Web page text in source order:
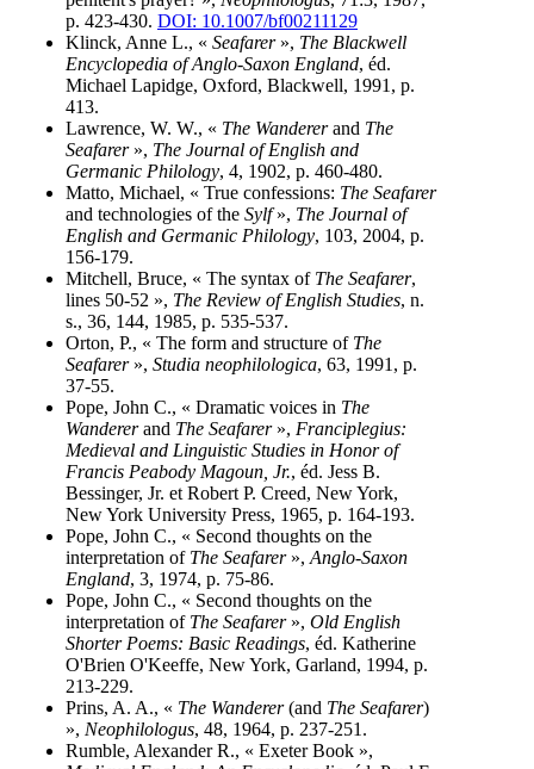
p. 423-430. DOI: 10.1007/bf00211129
Klinck, Anne L., « Seafarer», The Blackwell
Encyclopedia of Anglo-Saxon England, éd.
Michael Lapidge, Oxford, Blackwell, 1991, p.
413.
Lawrence, W. W., « The Wandererand The
Seafarer», The Journal of English and
Germanic Philology, 4, 1902, p. 460-480.
Matto, Michael, « True confessions: The Seafarer
and technologies of the Sylf», The Journal of
English and Germanic Philology, 103, 2004, p.
156-179.
Mitchell, Bruce, « The syntax of The Seafarer,
lines 50-52 », The Review of English Studies, n.
s., 36, 144, 1985, p. 535-537.
Orton, P., « The form and structure of The
Seafarer», Studia neophilologica, 63, 1991, p.
37-55.
Pope, John C., « Dramatic voices in The
Wandererand The Seafarer», Franciplegius:
Medieval and Linguistic Studies in Honor of
Francis Peabody Magoun, Jr., éd. Jess B.
Bessinger, Jr. et Robert P. Creed, New York,
New York University Press, 1965, p. 164-193.
Pope, John C., « Second thoughts on the
interpretation of The Seafarer», Anglo-Saxon
England, 3, 1974, p. 75-86.
Pope, John C., « Second thoughts on the
interpretation of The Seafarer», Old English
Shorter Poems: Basic Readings, éd. Katherine
O'Brien O'Keeffe, New York, Garland, 1994, p.
213-229.
Prins, A. A., « The Wanderer(and The Seafarer)
», Neophilologus, 48, 1964, p. 237-251.
Rumble, Alexander R., « Exeter Book »,